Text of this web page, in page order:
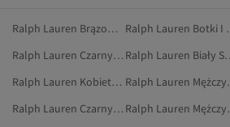
Ralph Lauren Brązowy Obuwie Ralph
Ralph Lauren Czarny Obuwie
Ralph
Ralph Lauren Kobiety Sneakersy
Ralph
Ralph Lauren Czarny Buty Na Co Dzień